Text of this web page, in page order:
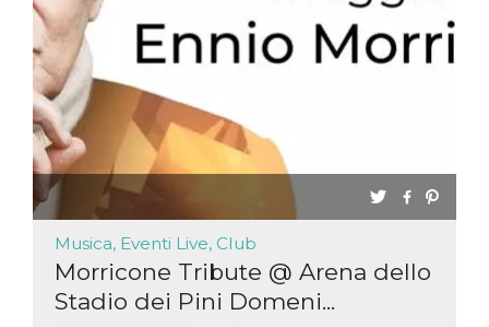
Musica, Eventi Live, Club
Morricone Tribute @ Arena dello
Stadio dei Pini Domeni...